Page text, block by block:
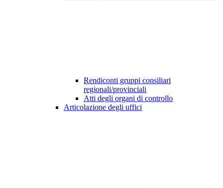
Rendiconti gruppi consiliari
regionali/provinciali
Atti degli organi di controllo
Articolazione degli uffici